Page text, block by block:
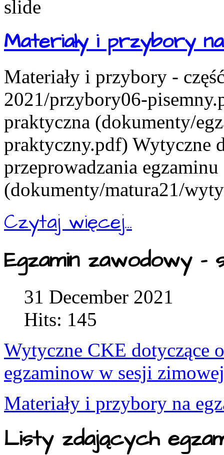
Materiały i przybory
Materiały i przybory -
2021/przybory06-
praktyczna (dokumenty/
praktyczny.pdf) Wytyczne
przeprowadzania egzaminu
(dokumenty/matura21/
Czytaj więcej...
Egzamin zawodowy
31 December 2021
Hits: 145
Wytyczne CKE dotyczące
egzaminow w sesji
Materiały i przybory na
Listy zdających